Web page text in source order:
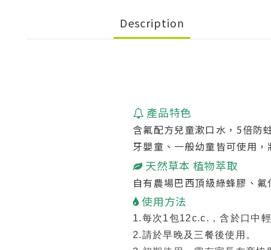
Description
產品特色
含氟配方兒童漱口水，5倍防
牙嬰童、一般幼童皆可使用
天然草本 植物萃取
自有農場巴西頂級綠蜂膠、
使用方法
1.每次1包12c.c.，含於口中
2.請於早晚及三餐後使用。